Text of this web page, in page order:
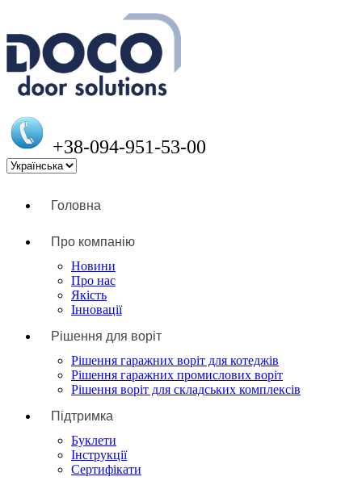
+38-094-951-53-00
Головна
Про компанію
Новини
Про нас
Якість
Інновації
Рішення для воріт
Рішення гаражних воріт для котеджів
Рішення гаражних промислових воріт
Рішення воріт для складських комплексів
Підтримка
Буклети
Інструкції
Сертифікати